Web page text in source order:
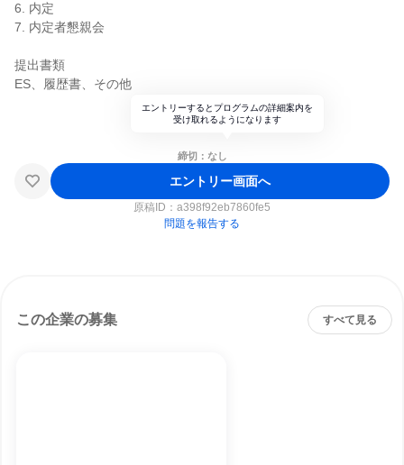
6. 内定
7. 内定者懇親会
提出書類
ES、履歴書、その他
エントリーするとプログラムの詳細案内を
受け取れるようになります
締切：なし
エントリー画面へ
原稿ID： a398f92eb7860fe5
問題を報告する
この企業の募集 すべて見る